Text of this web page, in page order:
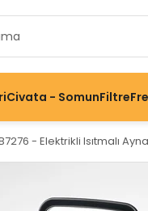
Civata - SomunFiltre
- Elektrikli Isıtmalı